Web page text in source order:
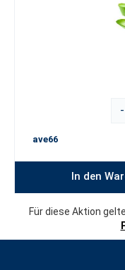
-
ave66
In den
Für diese Aktion